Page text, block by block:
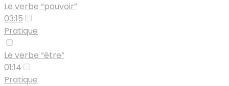
Le verbe “pouvoir”
03:15
Pratique
Le verbe “être”
01:14
Pratique